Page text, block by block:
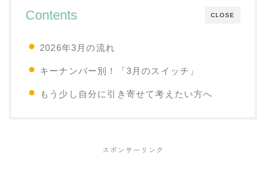
CLOSE
Contents
2026年3月の流れ
キーナンバー別！「3月のスイッチ」
もう少し自分に引き寄せて考えたい方へ
スポンサーリンク